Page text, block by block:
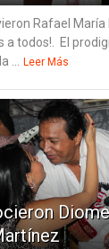
Rafael María
a todos!. El
... Leer Más